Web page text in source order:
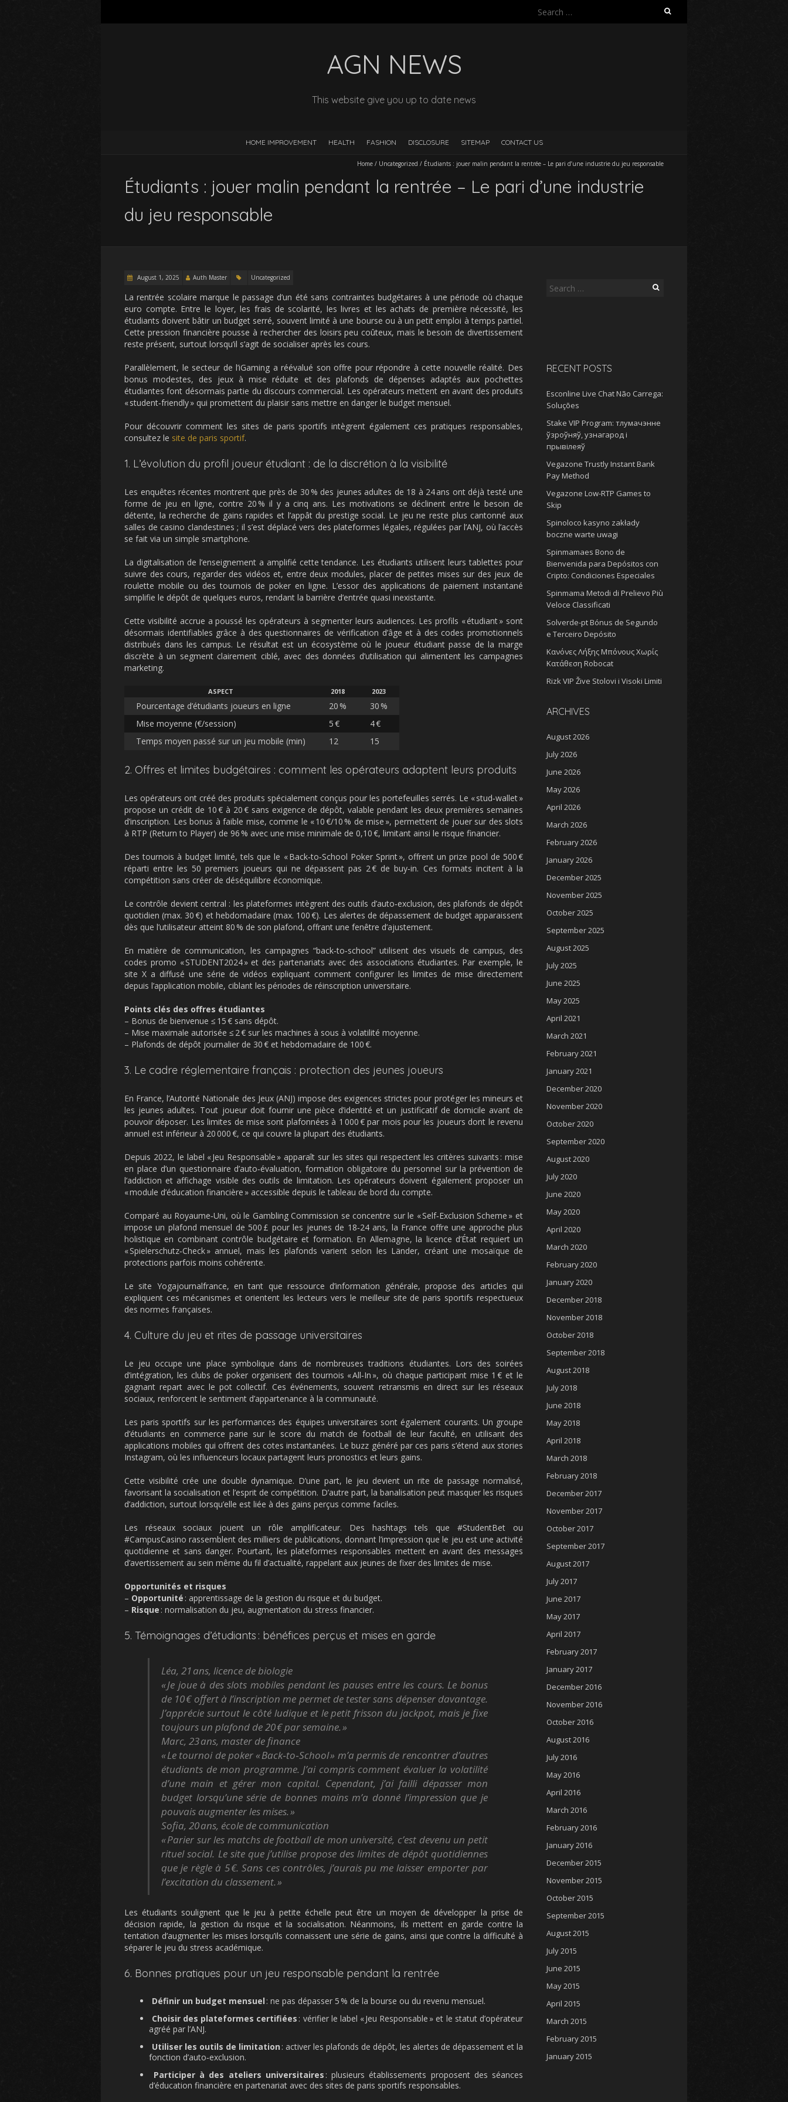
Search
AGN NEWS
This website give you up to date news
HOME IMPROVEMENT HEALTH FASHION DISCLOSURE SITEMAP CONTACT US
Home / Uncategorized / Étudiants : jouer malin pendant la rentrée – Le pari d’une industrie du jeu responsable
Étudiants : jouer malin pendant la rentrée – Le pari d’une industrie
du jeu responsable
August 1, 2025 Auth Master Uncategorized
La rentrée scolaire marque le passage d’un été sans contraintes budgétaires à une période où chaque
euro compte. Entre le loyer, les frais de scolarité, les livres et les achats de première nécessité, les
étudiants doivent bâtir un budget serré, souvent limité à une bourse ou à un petit emploi à temps partiel.
Cette pression financière pousse à rechercher des loisirs peu coûteux, mais le besoin de divertissement
reste présent, surtout lorsqu’il s’agit de socialiser après les cours.
Parallèlement, le secteur de l’iGaming a réévalué son offre pour répondre à cette nouvelle réalité. Des
bonus modestes, des jeux à mise réduite et des plafonds de dépenses adaptés aux pochettes
étudiantes font désormais partie du discours commercial. Les opérateurs mettent en avant des produits
« student‑friendly » qui promettent du plaisir sans mettre en danger le budget mensuel.
Pour découvrir comment les sites de paris sportifs intègrent également ces pratiques responsables,
consultez le site de paris sportif.
1. L’évolution du profil joueur étudiant : de la discrétion à la visibilité
Les enquêtes récentes montrent que près de 30 % des jeunes adultes de 18 à 24 ans ont déjà testé une
forme de jeu en ligne, contre 20 % il y a cinq ans. Les motivations se déclinent entre le besoin de
détente, la recherche de gains rapides et l’appât du prestige social. Le jeu ne reste plus cantonné aux
salles de casino clandestines ; il s’est déplacé vers des plateformes légales, régulées par l’ANJ, où l’accès
se fait via un simple smartphone.
La digitalisation de l’enseignement a amplifié cette tendance. Les étudiants utilisent leurs tablettes pour
suivre des cours, regarder des vidéos et, entre deux modules, placer de petites mises sur des jeux de
roulette mobile ou des tournois de poker en ligne. L’essor des applications de paiement instantané
simplifie le dépôt de quelques euros, rendant la barrière d’entrée quasi inexistante.
Cette visibilité accrue a poussé les opérateurs à segmenter leurs audiences. Les profils « étudiant » sont
désormais identifiables grâce à des questionnaires de vérification d’âge et à des codes promotionnels
distribués dans les campus. Le résultat est un écosystème où le joueur étudiant passe de la marge
discrète à un segment clairement ciblé, avec des données d’utilisation qui alimentent les campagnes
marketing.
ASPECT 2018 2023
Pourcentage d’étudiants joueurs en ligne 20 %
30 %
Mise moyenne (€/session)
5 €
4 €
Temps moyen passé sur un jeu mobile (min)
12 15
2. Offres et limites budgétaires : comment les opérateurs adaptent leurs produits
Les opérateurs ont créé des produits spécialement conçus pour les portefeuilles serrés. Le « stud‑wallet »
propose un crédit de 10 € à 20 € sans exigence de dépôt, valable pendant les deux premières semaines
d’inscription. Les bonus à faible mise, comme le « 10 €/10 % de mise », permettent de jouer sur des slots
à RTP (Return to Player) de 96 % avec une mise minimale de 0,10 €, limitant ainsi le risque financier.
Des tournois à budget limité, tels que le « Back‑to‑School Poker Sprint », offrent un prize pool de 500 €
réparti entre les 50 premiers joueurs qui ne dépassent pas 2 € de buy‑in. Ces formats incitent à la
compétition sans créer de déséquilibre économique.
Le contrôle devient central : les plateformes intègrent des outils d’auto‑exclusion, des plafonds de dépôt
quotidien (max. 30 €) et hebdomadaire (max. 100 €). Les alertes de dépassement de budget apparaissent
dès que l’utilisateur atteint 80 % de son plafond, offrant une fenêtre d’ajustement.
En matière de communication, les campagnes “back‑to‑school” utilisent des visuels de campus, des
codes promo « STUDENT2024 » et des partenariats avec des associations étudiantes. Par exemple, le
site X a diffusé une série de vidéos expliquant comment configurer les limites de mise directement
depuis l’application mobile, ciblant les périodes de réinscription universitaire.
Points clés des offres étudiantes
– Bonus de bienvenue ≤ 15 € sans dépôt.
– Mise maximale autorisée ≤ 2 € sur les machines à sous à volatilité moyenne.
– Plafonds de dépôt journalier de 30 € et hebdomadaire de 100 €.
3. Le cadre réglementaire français : protection des jeunes joueurs
En France, l’Autorité Nationale des Jeux (ANJ) impose des exigences strictes pour protéger les mineurs et
les jeunes adultes. Tout joueur doit fournir une pièce d’identité et un justificatif de domicile avant de
pouvoir déposer. Les limites de mise sont plafonnées à 1 000 € par mois pour les joueurs dont le revenu
annuel est inférieur à 20 000 €, ce qui couvre la plupart des étudiants.
Depuis 2022, le label « Jeu Responsable » apparaît sur les sites qui respectent les critères suivants : mise
en place d’un questionnaire d’auto‑évaluation, formation obligatoire du personnel sur la prévention de
l’addiction et affichage visible des outils de limitation. Les opérateurs doivent également proposer un
« module d’éducation financière » accessible depuis le tableau de bord du compte.
Comparé au Royaume‑Uni, où le Gambling Commission se concentre sur le « Self‑Exclusion Scheme » et
impose un plafond mensuel de 500 £ pour les jeunes de 18‑24 ans, la France offre une approche plus
holistique en combinant contrôle budgétaire et formation. En Allemagne, la licence d’État requiert un
« Spielerschutz‑Check » annuel, mais les plafonds varient selon les Länder, créant une mosaïque de
protections parfois moins cohérente.
Le site Yogajournalfrance, en tant que ressource d’information générale, propose des articles qui
expliquent ces mécanismes et orientent les lecteurs vers le meilleur site de paris sportifs respectueux
des normes françaises.
4. Culture du jeu et rites de passage universitaires
Le jeu occupe une place symbolique dans de nombreuses traditions étudiantes. Lors des soirées
d’intégration, les clubs de poker organisent des tournois « All‑In », où chaque participant mise 1 € et le
gagnant repart avec le pot collectif. Ces événements, souvent retransmis en direct sur les réseaux
sociaux, renforcent le sentiment d’appartenance à la communauté.
Les paris sportifs sur les performances des équipes universitaires sont également courants. Un groupe
d’étudiants en commerce parie sur le score du match de football de leur faculté, en utilisant des
applications mobiles qui offrent des cotes instantanées. Le buzz généré par ces paris s’étend aux stories
Instagram, où les influenceurs locaux partagent leurs pronostics et leurs gains.
Cette visibilité crée une double dynamique. D’une part, le jeu devient un rite de passage normalisé,
favorisant la socialisation et l’esprit de compétition. D’autre part, la banalisation peut masquer les risques
d’addiction, surtout lorsqu’elle est liée à des gains perçus comme faciles.
Les réseaux sociaux jouent un rôle amplificateur. Des hashtags tels que #StudentBet ou
#CampusCasino rassemblent des milliers de publications, donnant l’impression que le jeu est une activité
quotidienne et sans danger. Pourtant, les plateformes responsables mettent en avant des messages
d’avertissement au sein même du fil d’actualité, rappelant aux jeunes de fixer des limites de mise.
Opportunités et risques
– Opportunité : apprentissage de la gestion du risque et du budget.
– Risque : normalisation du jeu, augmentation du stress financier.
5. Témoignages d’étudiants : bénéfices perçus et mises en garde
Léa, 21 ans, licence de biologie
« Je joue à des slots mobiles pendant les pauses entre les cours. Le bonus
de 10 € offert à l’inscription me permet de tester sans dépenser davantage.
J’apprécie surtout le côté ludique et le petit frisson du jackpot, mais je fixe
toujours un plafond de 20 € par semaine. »
Marc, 23 ans, master de finance
« Le tournoi de poker « Back‑to‑School » m’a permis de rencontrer d’autres
étudiants de mon programme. J’ai compris comment évaluer la volatilité
d’une main et gérer mon capital. Cependant, j’ai failli dépasser mon
budget lorsqu’une série de bonnes mains m’a donné l’impression que je
pouvais augmenter les mises. »
Sofia, 20 ans, école de communication
« Parier sur les matchs de football de mon université, c’est devenu un petit
rituel social. Le site que j’utilise propose des limites de dépôt quotidiennes
que je règle à 5 €. Sans ces contrôles, j’aurais pu me laisser emporter par
l’excitation du classement. »
Les étudiants soulignent que le jeu à petite échelle peut être un moyen de développer la prise de
décision rapide, la gestion du risque et la socialisation. Néanmoins, ils mettent en garde contre la
tentation d’augmenter les mises lorsqu’ils connaissent une série de gains, ainsi que contre la difficulté à
séparer le jeu du stress académique.
6. Bonnes pratiques pour un jeu responsable pendant la rentrée
Définir un budget mensuel : ne pas dépasser 5 % de la bourse ou du revenu mensuel.
Choisir des plateformes certifiées : vérifier le label « Jeu Responsable » et le statut d’opérateur
agréé par l’ANJ.
Utiliser les outils de limitation : activer les plafonds de dépôt, les alertes de dépassement et la
fonction d’auto‑exclusion.
Participer à des ateliers universitaires : plusieurs établissements proposent des séances
d’éducation financière en partenariat avec des sites de paris sportifs responsables.
Search
RECENT POSTS
Esconline Live Chat Não Carrega:
Soluções
Stake VIP Program: тлумачэнне
ўзроўняў, узнагарод і
прывілеяў
Vegazone Trustly Instant Bank
Pay Method
Vegazone Low-RTP Games to
Skip
Spinoloco kasyno zakłady
boczne warte uwagi
Spinmamaes Bono de
Bienvenida para Depósitos con
Cripto: Condiciones Especiales
Spinmama Metodi di Prelievo Più
Veloce Classificati
Solverde-pt Bónus de Segundo
e Terceiro Depósito
Κανόνες Λήξης Μπόνους Χωρίς
Κατάθεση Robocat
Rizk VIP Žive Stolovi i Visoki Limiti
ARCHIVES
August 2026
July 2026
June 2026
May 2026
April 2026
March 2026
February 2026
January 2026
December 2025
November 2025
October 2025
September 2025
August 2025
July 2025
June 2025
May 2025
April 2021
March 2021
February 2021
January 2021
December 2020
November 2020
October 2020
September 2020
August 2020
July 2020
June 2020
May 2020
April 2020
March 2020
February 2020
January 2020
December 2018
November 2018
October 2018
September 2018
August 2018
July 2018
June 2018
May 2018
April 2018
March 2018
February 2018
December 2017
November 2017
October 2017
September 2017
August 2017
July 2017
June 2017
May 2017
April 2017
February 2017
January 2017
December 2016
November 2016
October 2016
August 2016
July 2016
May 2016
April 2016
March 2016
February 2016
January 2016
December 2015
November 2015
October 2015
September 2015
August 2015
July 2015
June 2015
May 2015
April 2015
March 2015
February 2015
January 2015